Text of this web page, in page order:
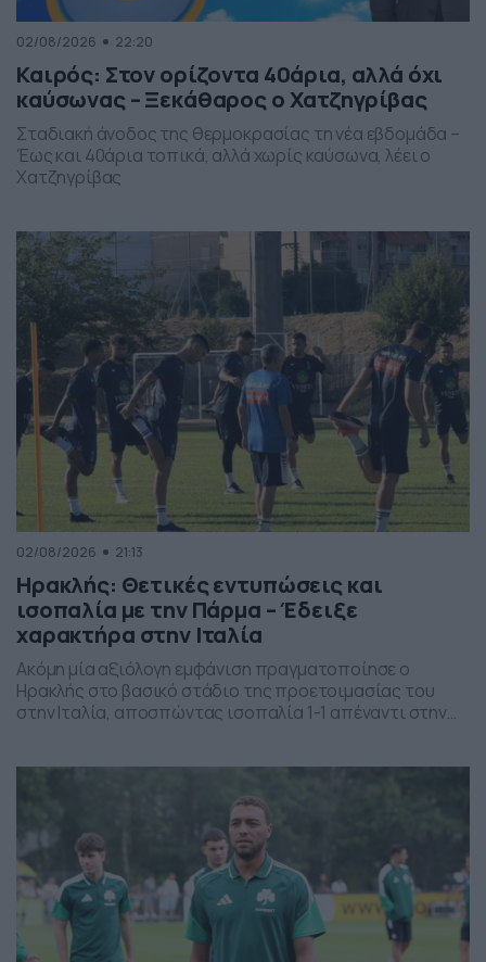
02/08/2026 22:20
Καιρός: Στον ορίζοντα 40άρια, αλλά όχι
καύσωνας – Ξεκάθαρος ο Χατζηγρίβας
Σταδιακή άνοδος της θερμοκρασίας τη νέα εβδομάδα –
Έως και 40άρια τοπικά, αλλά χωρίς καύσωνα, λέει ο
Χατζηγρίβας
02/08/2026 21:13
Ηρακλής: Θετικές εντυπώσεις και
ισοπαλία με την Πάρμα – Έδειξε
χαρακτήρα στην Ιταλία
Ακόμη μία αξιόλογη εμφάνιση πραγματοποίησε ο
Ηρακλής στο βασικό στάδιο της προετοιμασίας του
στην Ιταλία, αποσπώντας ισοπαλία 1-1 απέναντι στην
κινήσεων για μεγάλο μέρος της αναμέτρησης και πίεσε
αποτελεσματικά, αφήνοντας θετικά δείγματα […]